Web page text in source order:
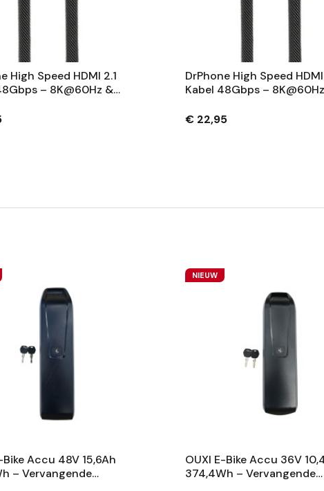
High Speed HDMI 2.1
– 8K@60Hz &
Gevlochten – 2M
DrPhone High Speed HDMI
Kabel 48Gbps –
Kabel - Nylon Gevlochten
€ 22,95
Bike Accu 48V 15,6Ah
– Vervangende
NIEUW
OUXI E-Bike Accu 36V
374,4Wh – Vervangende